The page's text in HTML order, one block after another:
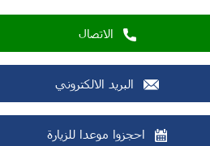
الاتصال
البريد الالكتروني
احجزوا موعدا للزيارة